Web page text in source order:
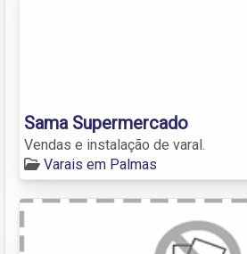
Sama Supermercado
Vendas e instalação de varal.
Varais em Palmas